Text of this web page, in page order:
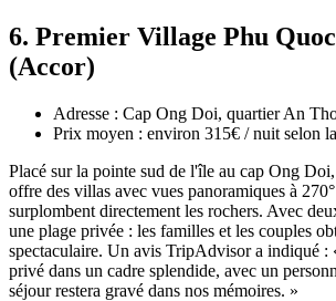
6. Premier Village Phu
(Accor)
Adresse : Cap Ong Doi, quartier An
Prix moyen : environ 315€ / nuit selon
Placé sur la pointe sud de l'île au cap Ong
offre des villas avec vues panoramiques à
surplombent directement les rochers. Avec
une plage privée : les familles et les couples
spectaculaire. Un avis TripAdvisor a indiqué :
privé dans un cadre splendide, avec un
séjour restera gravé dans nos mémoires. »